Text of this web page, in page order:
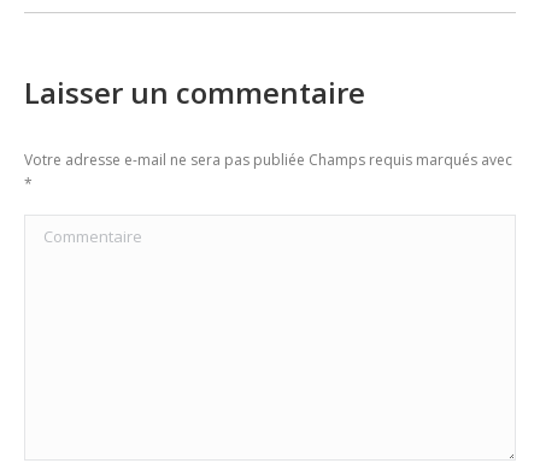
Laisser un commentaire
Votre adresse e-mail ne sera pas publiée Champs requis marqués avec
*
Commentaire